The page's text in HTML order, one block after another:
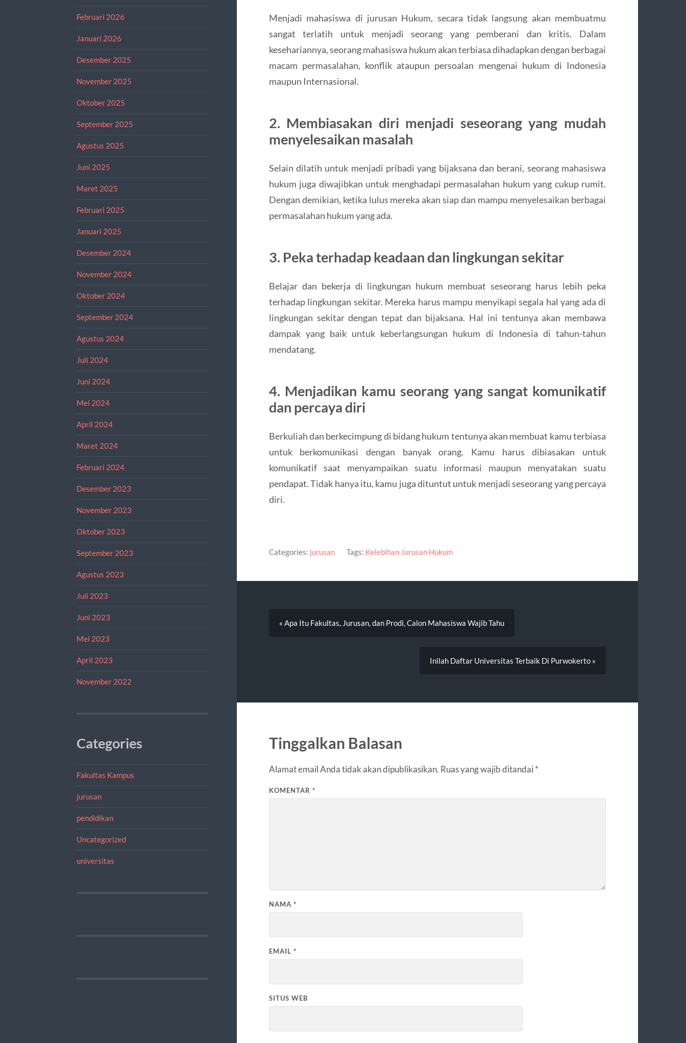
Februari 2026
Januari 2026
Desember 2025
November 2025
Oktober 2025
September 2025
Agustus 2025
Juni 2025
Maret 2025
Februari 2025
Januari 2025
Desember 2024
November 2024
Oktober 2024
September 2024
Agustus 2024
Juli 2024
Juni 2024
Mei 2024
April 2024
Maret 2024
Februari 2024
Desember 2023
November 2023
Oktober 2023
September 2023
Agustus 2023
Juli 2023
Juni 2023
Mei 2023
April 2023
November 2022
Categories
Fakultas Kampus
jurusan
pendidikan
Uncategorized
universitas
Menjadi mahasiswa di jurusan Hukum, secara tidak langsung akan membuatmu
sangat terlatih untuk menjadi seorang yang pemberani dan kritis. Dalam
kesehariannya, seorang mahasiswa hukum akan terbiasa dihadapkan dengan berbagai
macam permasalahan, konflik ataupun persoalan mengenai hukum di Indonesia
maupun Internasional.
2. Membiasakan diri menjadi seseorang yang mudah
menyelesaikan masalah
Selain dilatih untuk menjadi pribadi yang bijaksana dan berani, seorang mahasiswa
hukum juga diwajibkan untuk menghadapi permasalahan hukum yang cukup rumit.
Dengan demikian, ketika lulus mereka akan siap dan mampu menyelesaikan berbagai
permasalahan hukum yang ada.
3. Peka terhadap keadaan dan lingkungan sekitar
Belajar dan bekerja di lingkungan hukum membuat seseorang harus lebih peka
terhadap lingkungan sekitar. Mereka harus mampu menyikapi segala hal yang ada di
lingkungan sekitar dengan tepat dan bijaksana. Hal ini tentunya akan membawa
dampak yang baik untuk keberlangsungan hukum di Indonesia di tahun-tahun
mendatang.
4. Menjadikan kamu seorang yang sangat komunikatif
dan percaya diri
Berkuliah dan berkecimpung di bidang hukum tentunya akan membuat kamu terbiasa
untuk berkomunikasi dengan banyak orang. Kamu harus dibiasakan untuk
komunikatif saat menyampaikan suatu informasi maupun menyatakan suatu
pendapat. Tidak hanya itu, kamu juga dituntut untuk menjadi seseorang yang percaya
diri.
Categories: jurusan Tags: Kelebihan Jurusan Hukum
« Apa Itu Fakultas, Jurusan, dan Prodi, Calon Mahasiswa Wajib Tahu
Inilah Daftar Universitas Terbaik Di Purwokerto »
Tinggalkan Balasan
Alamat email Anda tidak akan dipublikasikan. Ruas yang wajib ditandai *
KOMENTAR *
NAMA *
EMAIL *
SITUS WEB